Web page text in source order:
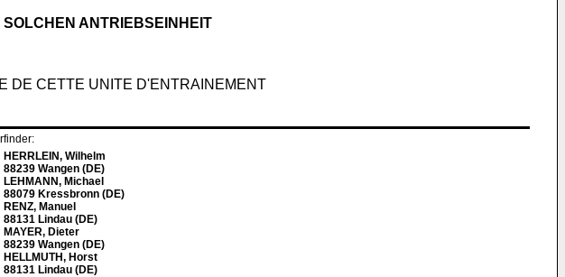
ANTRIEBSEINHEIT
DE CETTE UNITE D'ENTRAINEMENT
HERRLEIN, Wilhelm
88239 Wangen (DE)
LEHMANN, Michael
88079 Kressbronn (DE)
RENZ, Manuel
88131 Lindau (DE)
MAYER, Dieter
88239 Wangen (DE)
HELLMUTH, Horst
88131 Lindau (DE)